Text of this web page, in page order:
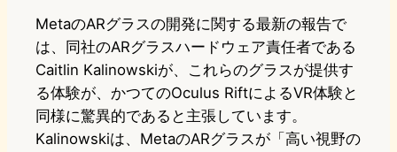
MetaのARグラスの開発に関する最新の報告で
は、同社のARグラスハードウェア責任者である
Caitlin Kalinowskiが、これらのグラスが提供す
る体験が、かつてのOculus RiftによるVR体験と
同様に驚異的であると主張しています。
Kalinowskiは、MetaのARグラスが「高い視野の